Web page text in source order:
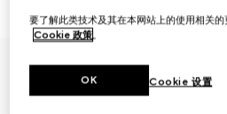
要了解此类技术及其在本网站上的使用相关
Cookie 政策。
Cookie 设置
OK